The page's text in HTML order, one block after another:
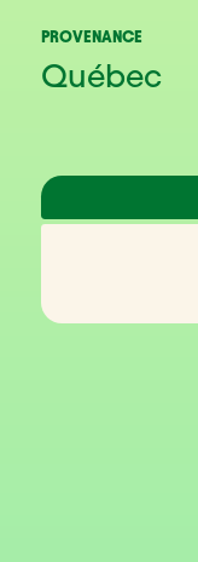
PROVENANCE
Québec